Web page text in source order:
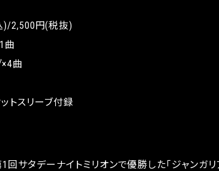
)/2,500円(税抜)
曲
×4曲
トスリーブ付録
回サタデーナイトミリオンで優勝した「ジャンガ